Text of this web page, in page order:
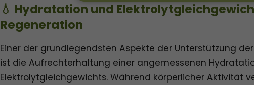
💧 Hydratation und
Regeneration
Einer der grundlegendsten Aspekte der Unterstützung
ist die Aufrechterhaltung einer angemessenen
Elektrolytgleichgewichts. Während körperlicher Aktivität